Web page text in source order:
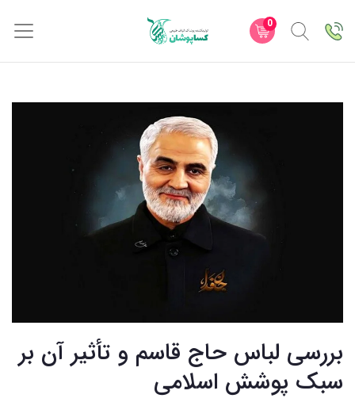
0
بررسی لباس حاج قاسم و تأثیر آن بر
سبک پوشش اسلامی